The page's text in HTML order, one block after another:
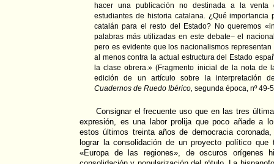
hacer una publicación no destinada a la venta
estudiantes de historia catalana. ¿Qué importancia
catalán para el resto del Estado? No queremos
palabras más utilizadas en este debate– el
pero es evidente que los nacionalismos
al menos contra la actual estructura del Estado
la clase obrera.» (Fragmento inicial de la nota de
edición de un artículo sobre la interpretación
Cuadernos de Ruedo Ibérico, segunda época, nº 49-
Consignar el frecuente uso que en las tres
expresión, es una labor prolija que poco añade a
estos últimos treinta años de democracia
lograr la consolidación de un proyecto político
«Europa de las regiones», de oscuros orígenes